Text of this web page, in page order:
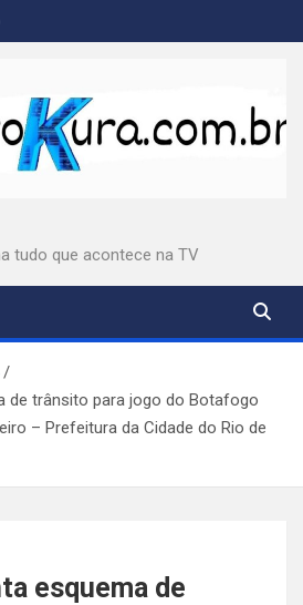
tudo que acontece na TV
de trânsito para jogo do Botafogo
– Prefeitura da Cidade do Rio de
esquema de